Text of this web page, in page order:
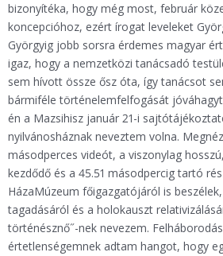
bizonyítéka, hogy még most, február
koncepcióhoz, ezért írogat leveleket
Györgyig jobb sorsra érdemes magyar
igaz, hogy a nemzetközi tanácsadó
sem hívott össze ősz óta, így tanácsot
bármiféle történelemfelfogását
én a Mazsihisz január 21-i
nyilvánosháznak neveztem volna.
másodperces videót, a viszonylag
kezdődő és a 45.51 másodpercig tartó
HázaMúzeum főigazgatójáról is
tagadásáról és a holokauszt
történésznő˝-nek nevezem.
értetlenségemnek adtam hangot, hogy